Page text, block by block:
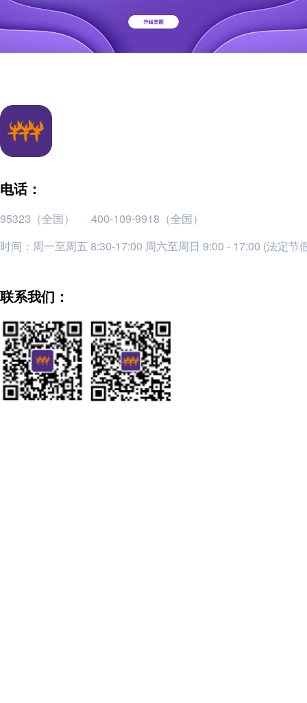
电话：
95323（全国）
400-109-9918（全国）
时间：周一至周五 8:30-17:00 周六至周日 9:00 - 17:00 (法定节
联系我们：